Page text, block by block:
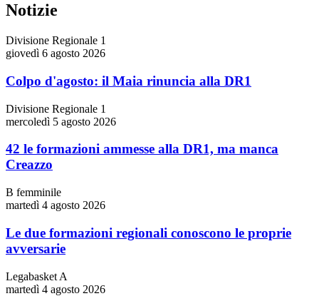
Notizie
Divisione Regionale 1
giovedì 6 agosto 2026
Colpo d'agosto: il Maia rinuncia alla DR1
Divisione Regionale 1
mercoledì 5 agosto 2026
42 le formazioni ammesse alla DR1, ma manca
Creazzo
B femminile
martedì 4 agosto 2026
Le due formazioni regionali conoscono le proprie
avversarie
Legabasket A
martedì 4 agosto 2026